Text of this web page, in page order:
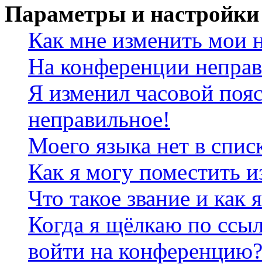
Параметры и настройки
Как мне изменить мои
На конференции
Я изменил часовой
неправильное!
Моего языка нет в
Как я могу поместить
Что такое звание и как
Когда я щёлкаю по
войти на конференцию?